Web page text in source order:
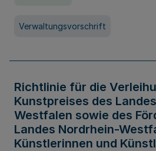
Verwaltungsvorschrift
Richtlinie für die
Kunstpreises des
Westfalen sowie des
Landes Nordrhein-
Künstlerinnen und